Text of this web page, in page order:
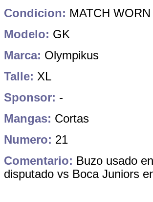
Condicion: MATCH WORN
Modelo: GK
Marca: Olympikus
Talle: XL
Sponsor: -
Mangas: Cortas
Numero: 21
Comentario: Buzo usado
disputado vs Boca Juniors